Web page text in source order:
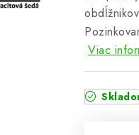
Viac